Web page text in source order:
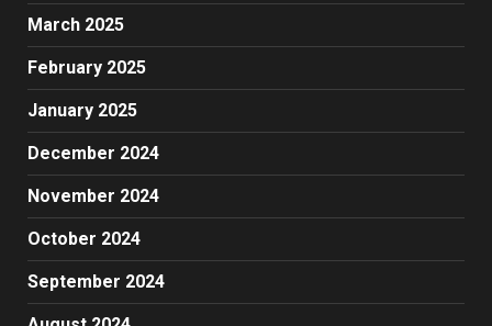
March 2025
February 2025
January 2025
December 2024
November 2024
October 2024
September 2024